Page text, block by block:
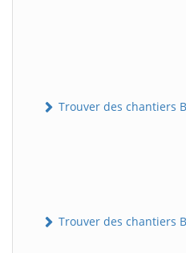
Trouver des chantiers
Trouver des chantiers